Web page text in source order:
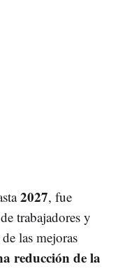
2027, fue
trabajadores y
las mejoras
reducción de la